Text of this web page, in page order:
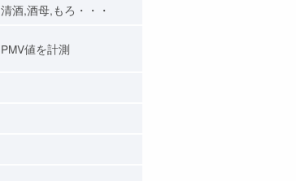
清酒,酒母,もろ・・・
PMV値を計測